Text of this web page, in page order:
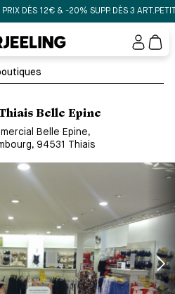
DÈS 12€ & -20% SUPP. DÈS 3 ART.PETITS
Mon
Belle Epine
Belle Epine,
94531 Thiais